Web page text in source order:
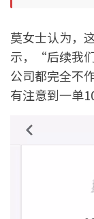
莫女士认为，
示，“后续我
公司都完全不
有注意到一单